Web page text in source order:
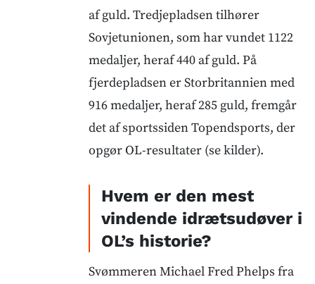
af guld. Tredjepladsen tilhører
Sovjetunionen, som har vundet 1122
medaljer, heraf 440 af guld. På
fjerdepladsen er Storbritannien med
916 medaljer, heraf 285 guld, fremgår
det af sportssiden Topendsports, der
opgør OL-resultater (se kilder).
Hvem er den mest
vindende idrætsudøver i
OL’s historie?
Svømmeren Michael Fred Phelps fra